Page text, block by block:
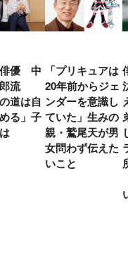
優 中
流
道は自
る」子
「プリキュアは
20年前からジェ
ンダーを意識し
ていた」生みの
親・鷲尾天が男
女問わず伝えた
いこと